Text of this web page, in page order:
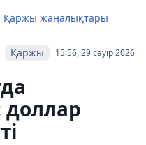
Қаржы жаңалықтары
15:56, 29 сәуір 2026
Қаржы